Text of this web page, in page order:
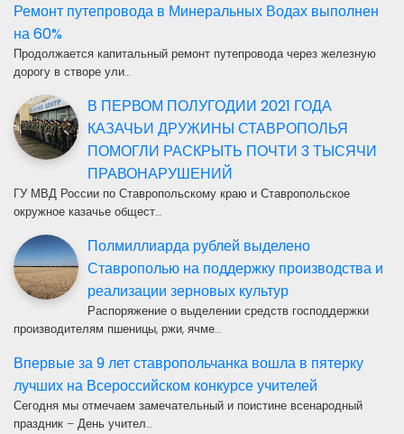
Ремонт путепровода в Минеральных Водах выполнен
на 60%
Продолжается капитальный ремонт путепровода через железную
дорогу в створе ули…
В ПЕРВОМ ПОЛУГОДИИ 2021 ГОДА
КАЗАЧЬИ ДРУЖИНЫ СТАВРОПОЛЬЯ
ПОМОГЛИ РАСКРЫТЬ ПОЧТИ 3 ТЫСЯЧИ
ПРАВОНАРУШЕНИЙ
ГУ МВД России по Ставропольскому краю и Ставропольское
окружное казачье общест…
Полмиллиарда рублей выделено
Ставрополью на поддержку производства и
реализации зерновых культур
Распоряжение о выделении средств господдержки
производителям пшеницы, ржи, ячме…
Впервые за 9 лет ставропольчанка вошла в пятерку
лучших на Всероссийском конкурсе учителей
Сегодня мы отмечаем замечательный и поистине всенародный
праздник – День учител…